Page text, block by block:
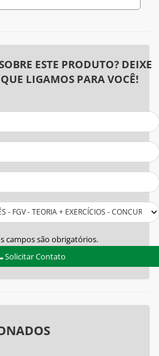
ESTE PRODUTO? DEIXE
LIGAMOS PARA VOCÊ!
campos são obrigatórios.
Solicitar Contato